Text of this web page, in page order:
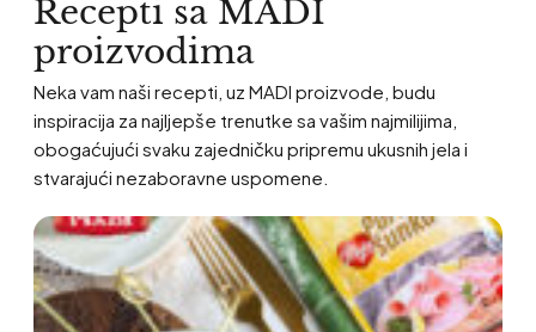
Recepti sa MADI
proizvodima
Neka vam naši recepti, uz MADI proizvode, budu
inspiracija za najljepše trenutke sa vašim najmilijima,
obogaćujući svaku zajedničku pripremu ukusnih jela i
stvarajući nezaboravne uspomene.